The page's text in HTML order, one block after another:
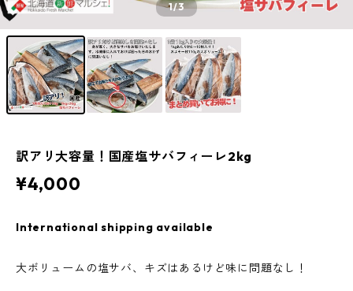
1/3
訳アリ大容量！国産塩サバフィーレ2kg
¥4,000
International shipping available
大ボリュームの塩サバ、キズはあるけど味に問題なし！